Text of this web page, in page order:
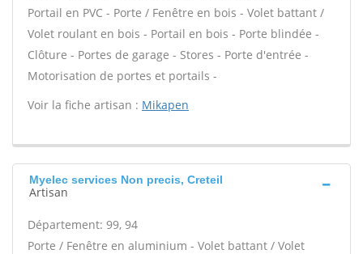
Portail en PVC - Porte / Fenêtre en bois - Volet battant /
Volet roulant en bois - Portail en bois - Porte blindée -
Clôture - Portes de garage - Stores - Porte d'entrée -
Motorisation de portes et portails -
Voir la fiche artisan : Mikapen
Myelec services Non precis, Creteil
Artisan
Département: 99, 94
Porte / Fenêtre en aluminium - Volet battant / Volet